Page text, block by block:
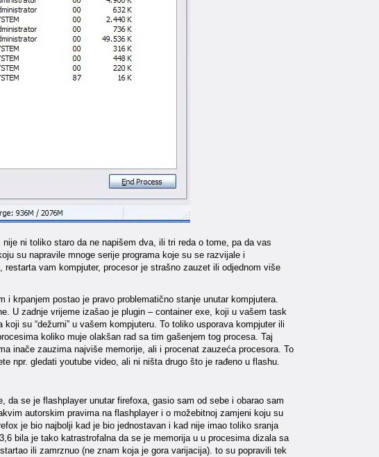
ni toliko staro da ne napišem dva, ili tri reda o tome, pa da vas
su napravile mnoge serije programa koje su se razvijale i
vam kompjuter, procesor je strašno zauzet ili odjednom više
i krpanjem postao je pravo problematično stanje unutar kompjutera.
U zadnje vrijeme izašao je plugin – container exe, koji u vašem task
su “dežurni” u vašem kompjuteru. To toliko usporava kompjuter ili
koliko muje olakšan rad sa tim gašenjem tog procesa. Taj
inače zauzima najviše memorije, ali i procenat zauzeća procesora. To
npr. gledati youtube video, ali ni ništa drugo što je rađeno u flashu.
se je flashplayer unutar firefoxa, gasio sam od sebe i obarao sam
autorskim pravima na flashplayer i o možebitnoj zamjeni koju su
je bio najbolji kad je bio jednostavan i kad nije imao toliko sranja
bila je tako katrastrofalna da se je memorija u u procesima dizala sa
ili zamrznuo (ne znam koja je gora varijacija). to su popravili tek